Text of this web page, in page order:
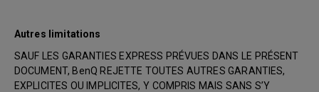
Autres limitations
SAUF LES GARANTIES EXPRESS PRÉVUES DANS LE PRÉSENT
DOCUMENT, BenQ REJETTE TOUTES AUTRES GARANTIES,
EXPLICITES OU IMPLICITES, Y COMPRIS MAIS SANS S’Y